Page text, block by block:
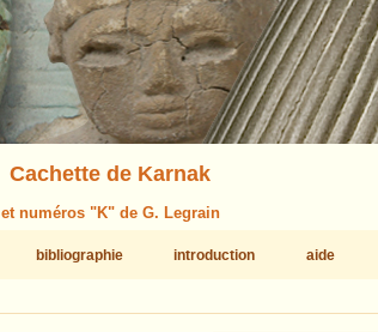
Cachette de Karnak
et numéros "K" de G. Legrain
bibliographie introduction aide